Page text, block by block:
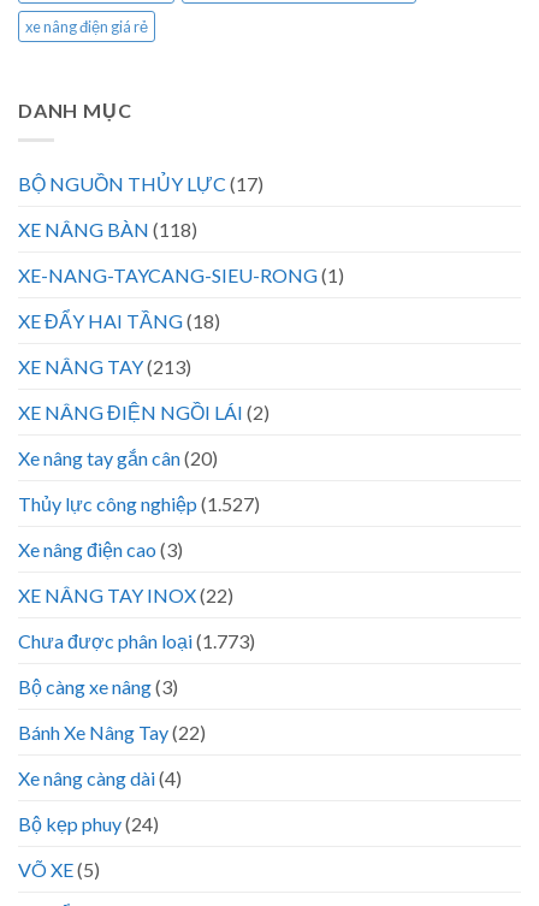
xe nâng điện giá rẻ
DANH MỤC
BỘ NGUỒN THỦY LỰC (17)
XE NÂNG BÀN (118)
XE-NANG-TAYCANG-SIEU-RONG(1)
XE ĐẨY HAI TẦNG(18)
XE NÂNG TAY(213)
XE NÂNG ĐIỆN NGỒI LÁI (2)
Xe nâng tay gắn cân(20)
Thủy lực công nghiệp (1.527)
Xe nâng điện cao (3)
XE NÂNG TAY INOX(22)
Chưa được phân loại(1.773)
Bộ càng xe nâng(3)
Bánh Xe Nâng Tay(22)
Xe nâng càng dài(4)
Bộ kẹp phuy(24)
VÕ XE(5)